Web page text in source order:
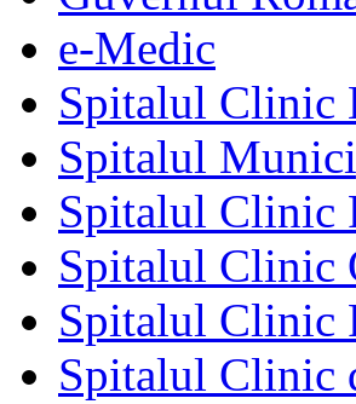
e-Medic
Spitalul Clinic
Spitalul
Spitalul Clinic
Spitalul Clinic
Spitalul Clinic
Spitalul Clinic